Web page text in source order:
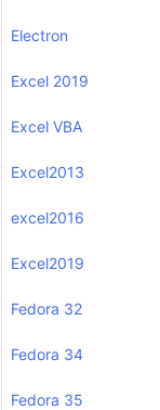
Electron
Excel 2019
Excel VBA
Excel2013
excel2016
Excel2019
Fedora 32
Fedora 34
Fedora 35